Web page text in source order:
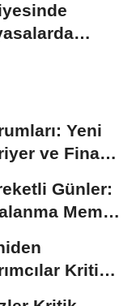
Yeni
ve Finans
Günler:
Meme
Kritik